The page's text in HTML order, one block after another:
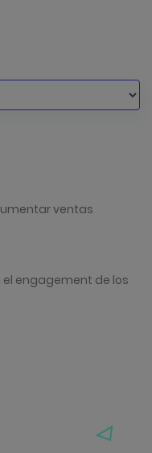
ventas
engagement de los